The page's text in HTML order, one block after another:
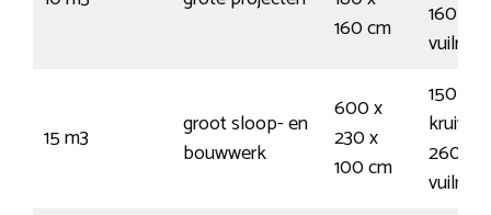
160 cm
160
15 m3
groot sloop- en
bouwwerk
600 x
230 x
100 cm
150
260